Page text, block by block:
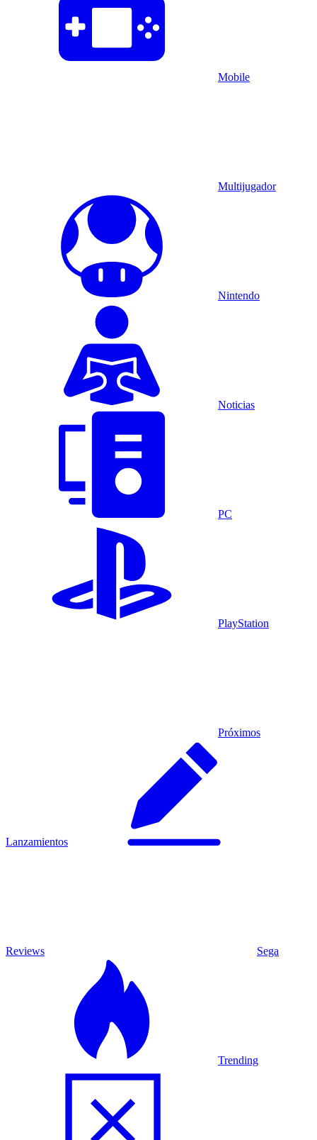
Mobile
Multijugador
Nintendo
Noticias
PC
PlayStation
Próximos
Lanzamientos
Reviews Sega
Trending